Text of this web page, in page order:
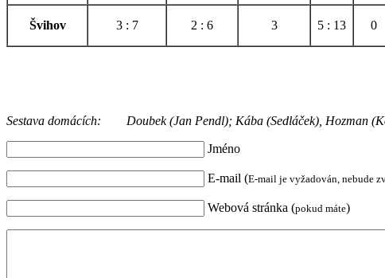
Švihov 3 : 7 2 : 6 3 5 : 13 0
Sestava domácích: Doubek (Jan Pendl); Kába (Sedláček), Hozman
Jméno
E-mail (E-mail je vyžadován, nebude
Webová stránka (pokud máte)